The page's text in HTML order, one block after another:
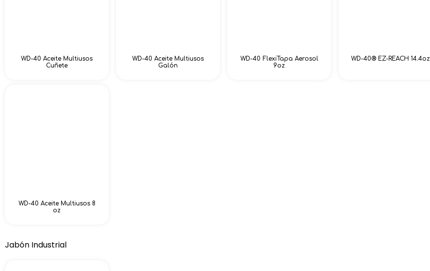
WD-40 Aceite Multiusos
Cuñete
WD-40 Aceite Multiusos
Galón
WD-40 FlexiTapa Aerosol
9oz
WD-40® EZ-REACH 14.4oz
WD-40 Aceite Multiusos 8
oz
Jabón Industrial